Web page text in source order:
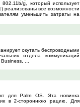
g, который использует
реализованы все возможности
уменьшить затраты на
окутать беспроводными
отдела коммуникаций
...
для Palm OS. Эта новинка
в 2-стороннюю рацию. Для